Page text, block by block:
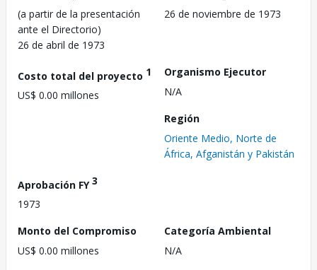
(a partir de la presentación
ante el Directorio)
26 de abril de 1973
26 de noviembre de 1973
Costo total del proyecto 1
US$ 0.00 millones
Organismo Ejecutor
N/A
Región
Oriente Medio, Norte de
África, Afganistán y Pakistán
Aprobación FY3
1973
Monto del Compromiso
US$ 0.00 millones
Categoría Ambiental
N/A